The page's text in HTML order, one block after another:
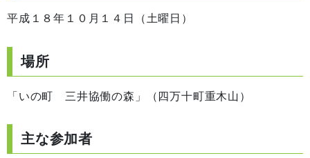
平成１８年１０月１４日（土曜日）
場所
「いの町 三井協働の森」（四万十町重木山）
主な参加者